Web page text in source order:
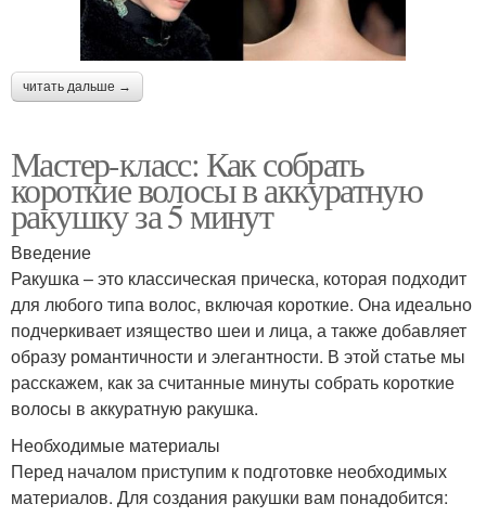
читать дальше →
Мастер-класс: Как собрать
короткие волосы в аккуратную
ракушку за 5 минут
Введение
Ракушка – это классическая прическа, которая подходит
для любого типа волос, включая короткие. Она идеально
подчеркивает изящество шеи и лица, а также добавляет
образу романтичности и элегантности. В этой статье мы
расскажем, как за считанные минуты собрать короткие
волосы в аккуратную ракушка.
Необходимые материалы
Перед началом приступим к подготовке необходимых
материалов. Для создания ракушки вам понадобится: